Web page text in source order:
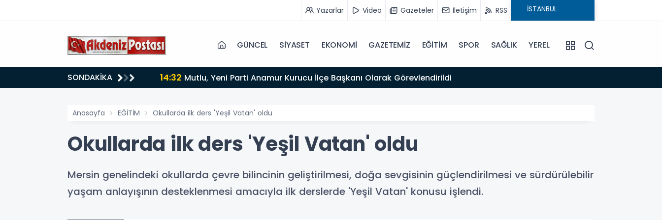
Yazarlar Video Gazeteler İletişim RSS
GÜNCEL SİYASET EKONOMİ GAZETEMİZ EĞİTİM SPOR SAĞLIK YEREL
SONDAKİKA 14:32 Mutlu, Yeni Parti Anamur Kurucu İlçe Başkanı Olarak Görevlendirildi
Anasayfa EĞİTİM Okullarda ilk ders 'Yeşil Vatan' oldu
Okullarda ilk ders 'Yeşil Vatan' oldu
Mersin genelindeki okullarda çevre bilincinin geliştirilmesi, doğa sevgisinin güçlendirilmesi ve sürdürülebilir
yaşam anlayışının desteklenmesi amacıyla ilk derslerde 'Yeşil Vatan' konusu işlendi.